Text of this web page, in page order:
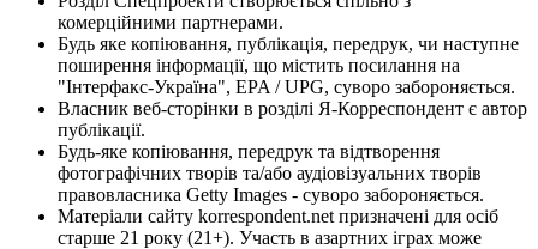
комерційними партнерами.
Будь яке копіювання, публікація, передрук, чи наступне
поширення інформації, що містить посилання на
"Інтерфакс-Україна", EPA / UPG, суворо забороняється.
Власник веб-сторінки в розділі Я-Корреспондент є автор
публікації.
Будь-яке копіювання, передрук та відтворення
фотографічних творів та/або аудіовізуальних творів
правовласника Getty Images - суворо забороняється.
Матеріали сайту korrespondent.net призначені для осіб
старше 21 року (21+). Участь в азартних іграх може